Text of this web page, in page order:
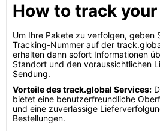
How to track
Um Ihre Pakete zu verfolgen, geben
Tracking-Nummer auf der
erhalten dann sofort Informationen
Standort und den voraussichtlichen
Sendung.
Vorteile des track.global Services:
bietet eine benutzerfreundliche
und eine zuverlässige
Bestellungen.